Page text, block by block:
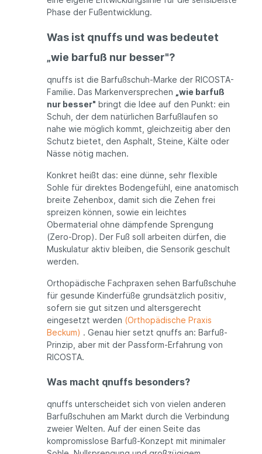
Phase der Fußentwicklung.
Was ist qnuffs und was bedeutet
„wie barfuß nur besser"?
qnuffs ist die Barfußschuh-Marke der RICOSTA-
Familie. Das Markenversprechen
„wie barfuß
nur besser" bringt die Idee auf den Punkt: ein
Schuh, der dem natürlichen Barfußlaufen so
nahe wie möglich kommt, gleichzeitig aber den
Schutz bietet, den Asphalt, Steine, Kälte oder
Nässe nötig machen.
Konkret heißt das: eine dünne, sehr flexible
Sohle für direktes Bodengefühl, eine anatomisch
breite Zehenbox, damit sich die Zehen frei
spreizen können, sowie ein leichtes
Obermaterial ohne dämpfende Sprengung
(Zero-Drop). Der Fuß soll arbeiten dürfen, die
Muskulatur aktiv bleiben, die Sensorik geschult
werden.
Orthopädische Fachpraxen sehen Barfußschuhe
für gesunde Kinderfüße grundsätzlich positiv,
sofern sie gut sitzen und altersgerecht
eingesetzt werden (Orthopädische Praxis
Beckum) . Genau hier setzt qnuffs an: Barfuß-
Prinzip, aber mit der Passform-Erfahrung von
RICOSTA.
Was macht qnuffs besonders?
qnuffs unterscheidet sich von vielen anderen
Barfußschuhen am Markt durch die Verbindung
zweier Welten. Auf der einen Seite das
kompromisslose Barfuß-Konzept mit minimaler